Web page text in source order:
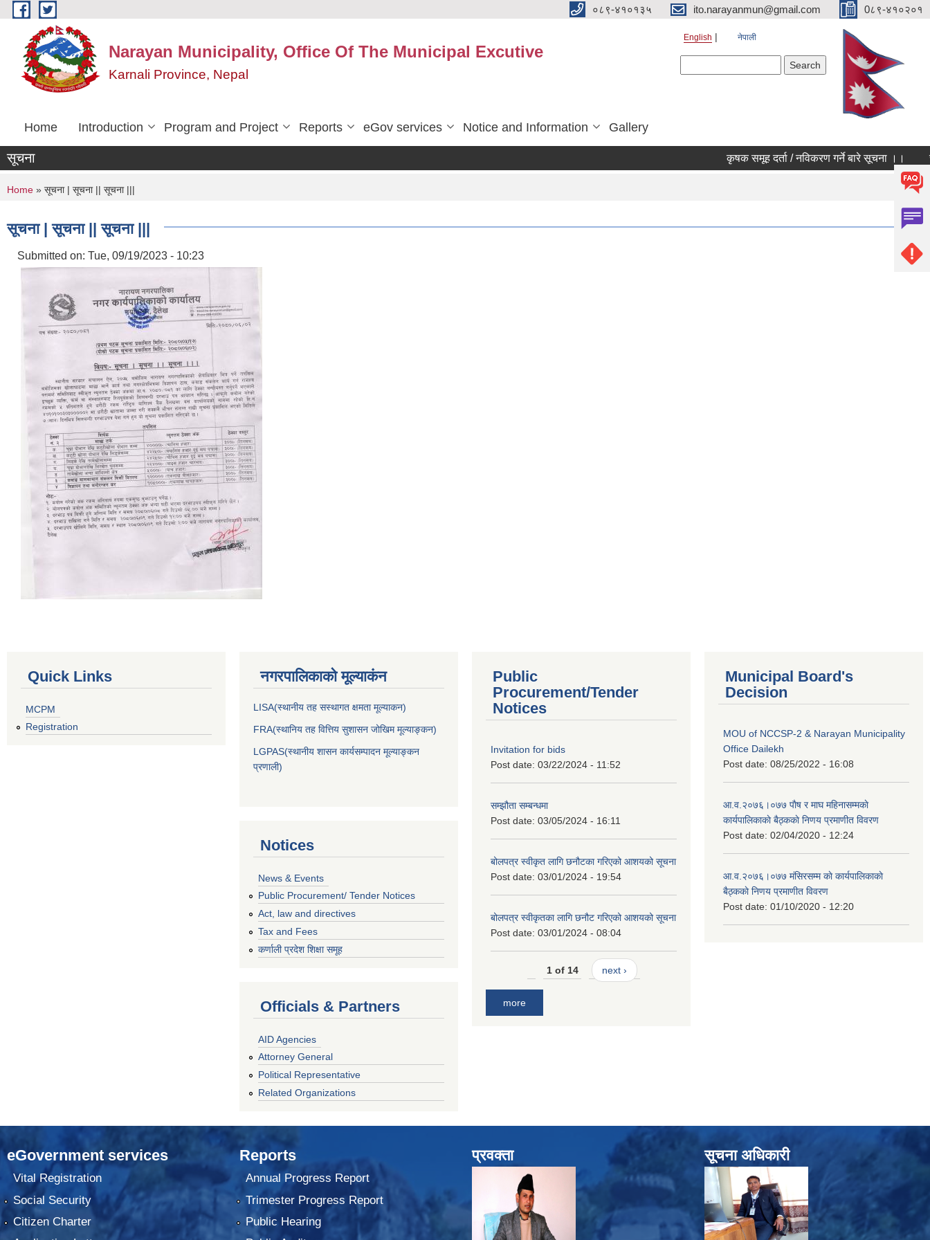
Skip to main content ०८९-४१०१३५ ito.narayanmun@gmail.com 0८९-४१०२०१
Narayan Municipality, Office Of The Municipal Excutive
Karnali Province, Nepal
English नेपाली
Home Introduction Program and Project Reports eGov services Notice and Information Gallery
सूचना कृषक समूह दर्ता / नविकरण गर्ने बारे सूचना ।।
You are here
Home » सूचना | सूचना || सूचना |||
सूचना | सूचना || सूचना |||
Submitted on: Tue, 09/19/2023 - 10:23
Quick Links
MCPM
Registration
नगरपालिकाकाे मूल्याकंन
LISA(स्थानीय तह सस्थागत क्षमता मूल्याक‌न)
FRA(स्थानिय तह वित्तिय सुशासन जोखिम मूल्याङ्कन)
LGPAS(स्थानीय शासन कार्यसम्पादन मूल्याङ्कन
प्रणाली)
Notices
News & Events
Public Procurement/ Tender Notices
Act, law and directives
Tax and Fees
कर्णाली प्रदेश शिक्षा समूह
Officials & Partners
AID Agencies
Attorney General
Political Representative
Related Organizations
Public
Procurement/Tender
Notices
Invitation for bids
Post date: 03/22/2024 - 11:52
सम्झौता सम्बन्धमा
Post date: 03/05/2024 - 16:11
बोलपत्र स्वीकृत लागि छनौटका गरिएको आशयको सूचना
Post date: 03/01/2024 - 19:54
बोलपत्र स्वीकृतका लागि छनौट गरिएको आशयको सूचना
Post date: 03/01/2024 - 08:04
1 of 14 next ›
more
Municipal Board's
Decision
MOU of NCCSP-2 & Narayan Municipality
Office Dailekh
Post date: 08/25/2022 - 16:08
आ.व.२०७६।०७७ पाैष र माघ महिनासम्मकाे
कार्यपालिकाकाे बैठ्ककाे निणय प्रमाणीत विवरण
Post date: 02/04/2020 - 12:24
आ.व.२०७६।०७७ मंसिरसम्म काे कार्यपालिकाकाे
बैठ्ककाे निणय प्रमाणीत विवरण
Post date: 01/10/2020 - 12:20
eGovernment services
Vital Registration
Social Security
Citizen Charter
Reports
Annual Progress Report
Trimester Progress Report
Public Hearing
प्रवक्ता सूचना अधिकारी